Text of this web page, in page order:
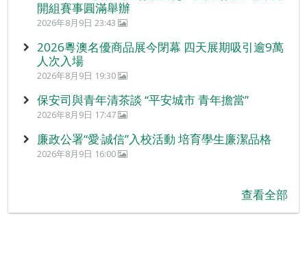
開組賽事圓滿舉辦
2026年8月9日 23:43
2026粵澳名優商品展今閉幕 四天展期吸引逾9萬
人次入場
2026年8月9日 19:30
保安司與青年清茶談 “平安城市 青年擔當”
2026年8月9日 17:47
廉政公署“愛‧誠信”入校活動 培育學生廉潔品格
2026年8月9日 16:00
查看全部